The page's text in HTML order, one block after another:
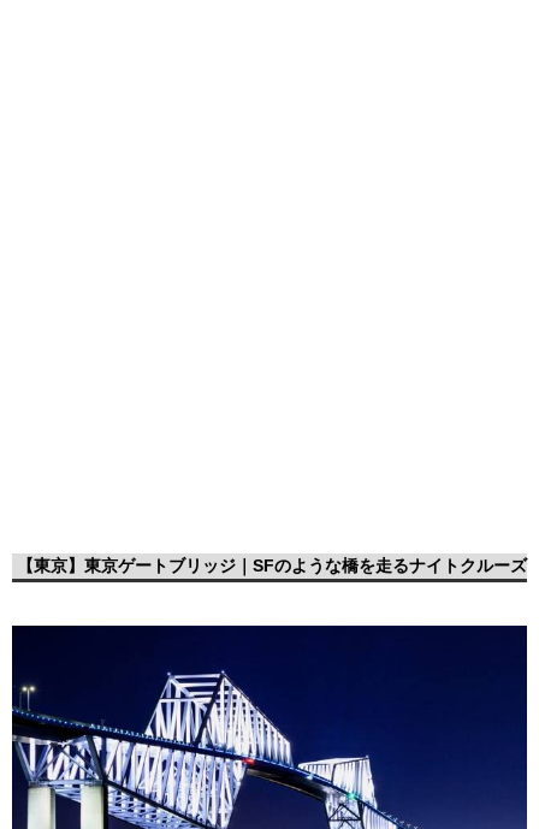
【東京】東京ゲートブリッジ｜SFのような橋を走るナイトクルーズ